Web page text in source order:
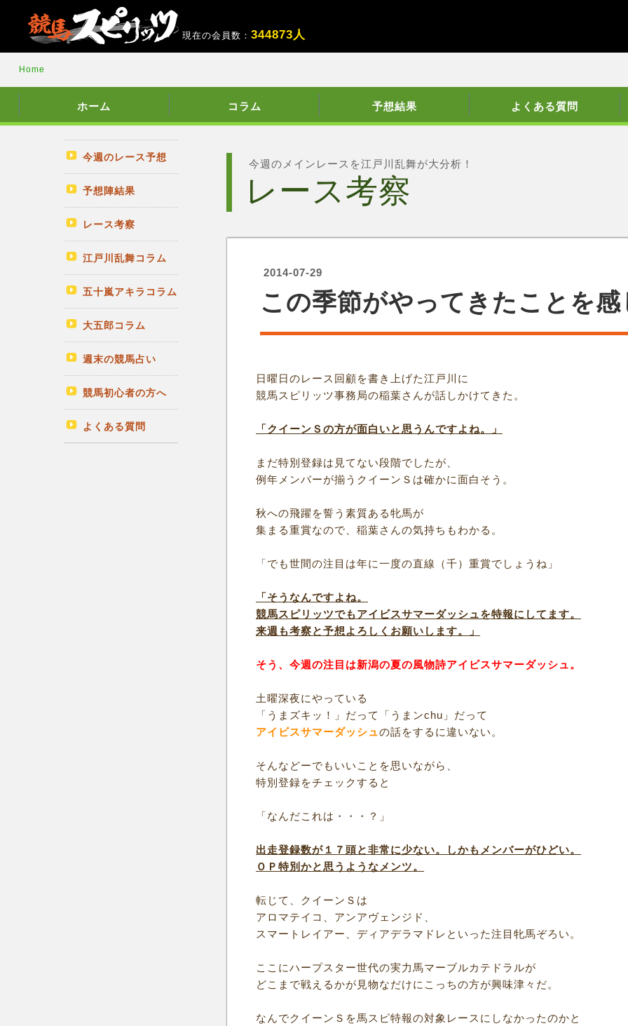
現在の会員数：344873人
Home
ホーム コラム 予想結果 よくある質問
今週のレース予想
予想陣結果
レース考察
江戸川乱舞コラム
五十嵐アキラコラム
大五郎コラム
週末の競馬占い
競馬初心者の方へ
よくある質問
今週のメインレースを江戸川乱舞が大分析！
レース考察
2014-07-29
この季節がやってきたことを感
日曜日のレース回顧を書き上げた江戸川に
競馬スピリッツ事務局の稲葉さんが話しかけてきた。
「クイーンＳの方が面白いと思うんですよね。」
まだ特別登録は見てない段階でしたが、
例年メンバーが揃うクイーンＳは確かに面白そう。
秋への飛躍を誓う素質ある牝馬が
集まる重賞なので、稲葉さんの気持ちもわかる。
「でも世間の注目は年に一度の直線（千）重賞でしょうね」
「そうなんですよね。
競馬スピリッツでもアイビスサマーダッシュを特報にしてます。
来週も考察と予想よろしくお願いします。」
そう、今週の注目は新潟の夏の風物詩アイビスサマーダッシュ。
土曜深夜にやっている
「うまズキッ！」だって「うまンchu」だって
アイビスサマーダッシュの話をするに違いない。
そんなどーでもいいことを思いながら、
特別登録をチェックすると
「なんだこれは・・・？」
出走登録数が１７頭と非常に少ない。しかもメンバーがひどい。
ＯＰ特別かと思うようなメンツ。
転じて、クイーンＳは
アロマテイコ、アンアヴェンジド、
スマートレイアー、ディアデラマドレといった注目牝馬ぞろい。
ここにハープスター世代の実力馬マーブルカテドラルが
どこまで戦えるかが見物なだけにこっちの方が興味津々だ。
なんでクイーンＳを馬スピ特報の対象レースにしなかったのかと